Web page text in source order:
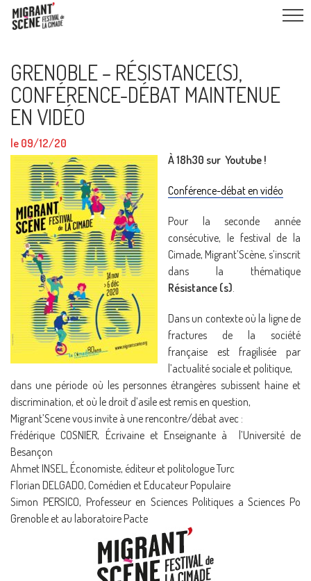
GRENOBLE – RÉSISTANCE(S),
CONFÉRENCE-DÉBAT MAINTENUE
EN VIDÉO
le 09/12/20
À 18h30 sur Youtube !
Conférence-débat en vidéo
Pour la seconde année
consécutive, le festival de la
Cimade, Migrant’Scène, s’inscrit
dans la thématique
Résistance (s).
Dans un contexte où la ligne de
fractures de la société
française est fragilisée par
l’actualité sociale et politique,
dans une période où les personnes étrangères subissent haine et
discrimination, et où le droit d’asile est remis en question,
Migrant’Scene vous invite à une rencontre/débat avec :
Frédérique COSNIER, Écrivaine et Enseignante à l’Université de
Besançon
Ahmet INSEL, Économiste, éditeur et politologue Turc
Florian DELGADO, Comédien et Educateur Populaire
Simon PERSICO, Professeur en Sciences Politiques a Sciences Po
Grenoble et au laboratoire Pacte